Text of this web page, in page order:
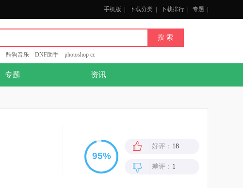
手机版 下载分类 下载排行 专题
酷狗音乐 DNF助手 photoshop cc
专题 资讯
好评： 18
差评： 1